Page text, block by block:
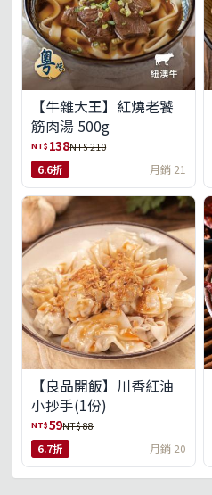
【牛雜大王】紅燒老饕
筋肉湯 500g
NT$ 138NT$ 210
6.6折 月銷 21
【良品開飯】川香紅油
小抄手(1份)
NT$59NT$ 88
6.7折 月銷 20